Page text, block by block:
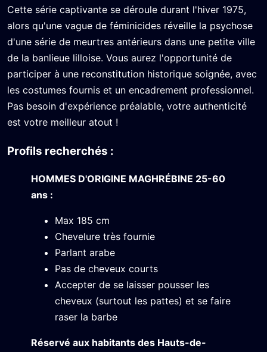
Cette série captivante se déroule durant l'hiver 1975,
alors qu'une vague de féminicides réveille la psychose
d'une série de meurtres antérieurs dans une petite ville
de la banlieue lilloise. Vous aurez l'opportunité de
participer à une reconstitution historique soignée, avec
les costumes fournis et un encadrement professionnel.
Pas besoin d'expérience préalable, votre authenticité
est votre meilleur atout !
Profils recherchés :
HOMMES D'ORIGINE MAGHRÉBINE 25-60
ans :
Max 185 cm
Chevelure très fournie
Parlant arabe
Pas de cheveux courts
Accepter de se laisser pousser les
cheveux (surtout les pattes) et se faire
raser la barbe
Réservé aux habitants des Hauts-de-